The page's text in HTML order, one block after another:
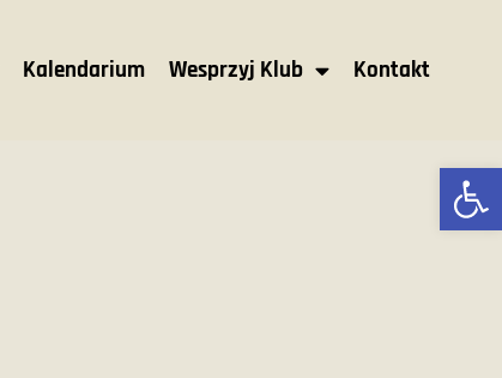
Kalendarium Wesprzyj Klub Kontakt